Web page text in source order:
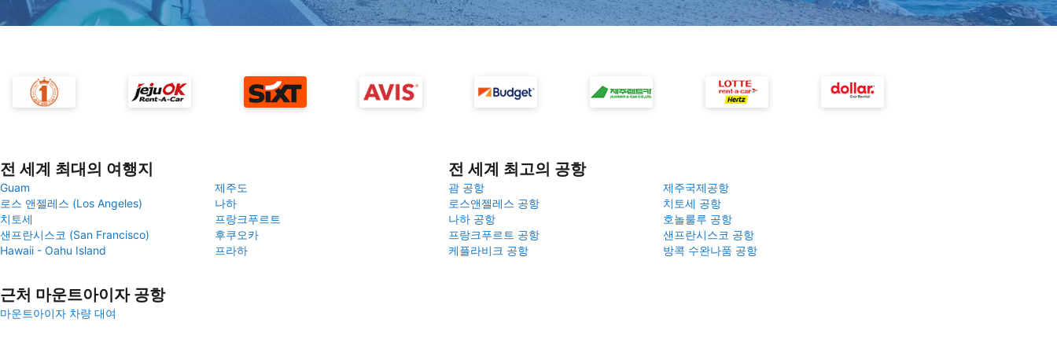
전 세계 최대의 여행지
Guam
제주도
로스 앤젤레스 (Los Angeles)
나하
치토세
프랑크푸르트
샌프란시스코 (San Francisco)
후쿠오카
Hawaii - Oahu Island
프라하
전 세계 최고의 공항
괌 공항
제주국제공항
로스앤젤레스 공항
치토세 공항
나하 공항
호놀룰루 공항
프랑크푸르트 공항
샌프란시스코 공항
케플라비크 공항
방콕 수완나품 공항
근처 마운트아이자 공항
마운트아이자 차량 대여